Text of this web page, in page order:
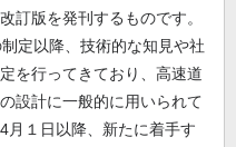
訂版を発刊するものです。
定以降、技術的な知見や社
を行ってきており、高速道
設計に一般的に用いられて
月１日以降、新たに着手す